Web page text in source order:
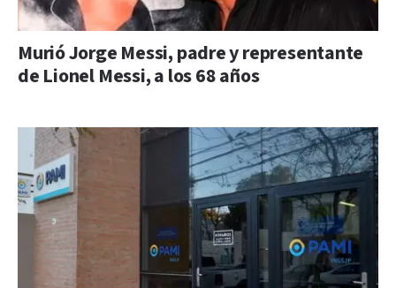
Murió Jorge Messi, padre y representante
de Lionel Messi, a los 68 años